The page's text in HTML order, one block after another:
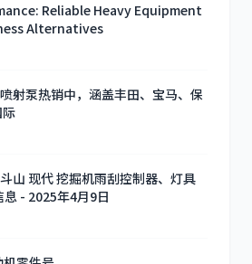
Reliable Heavy Equipment
Alternatives
射泵热销中，涵盖丰田、宝马、保
山 现代 挖掘机雨刮控制器、灯具
- 2025年4月9日